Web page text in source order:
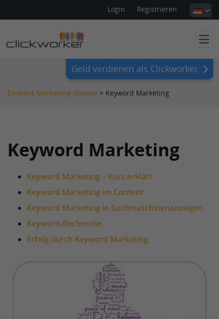
Login Registrieren
Geld verdienen als Clickworker
Content Marketing Glossar > Keyword Marketing
Keyword Marketing
Keyword Marketing – Kurz erklärt
Keyword Marketing im Content
Keyword Marketing in Suchmaschinenanzeigen
Keyword-Recherche
Erfolg durch Keyword Marketing